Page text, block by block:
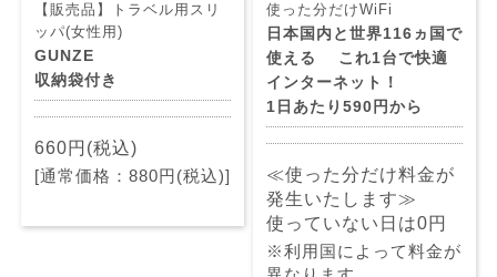
【販売品】トラベル用スリ
ッパ(女性用)
GUNZE
収納袋付き
660円(税込)
[通常価格：880円(税込)]
使った分だけWiFi
日本国内と世界116ヵ国で
使える これ1台で快適
インターネット！
1日あたり590円から
≪使った分だけ料金が
発生いたします≫
使っていない日は0円
※利用国によって料金が